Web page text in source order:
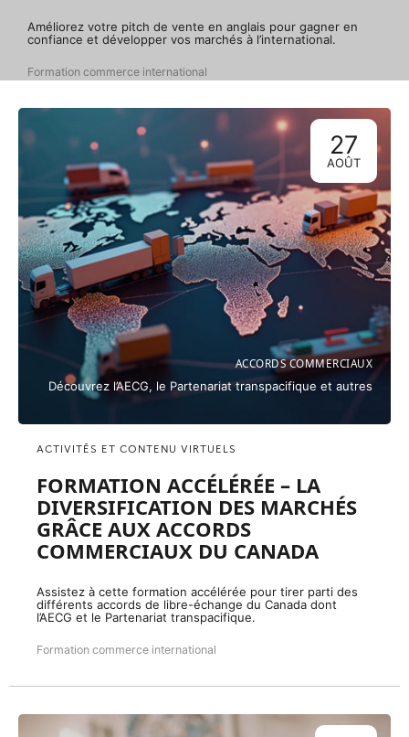
Améliorez votre pitch de vente en anglais pour gagner en
confiance et développer vos marchés à l’international.
Formation commerce international
ACTIVITÉS ET CONTENU VIRTUELS
FORMATION ACCÉLÉRÉE – LA
DIVERSIFICATION DES MARCHÉS
GRÂCE AUX ACCORDS
COMMERCIAUX DU CANADA
Assistez à cette formation accélérée pour tirer parti des
différents accords de libre-échange du Canada dont
l’AECG et le Partenariat transpacifique.
Formation commerce international
27
AOÛT
ACCORDS COMMERCIAUX
Découvrez l’AECG, le Partenariat transpacifique et autres